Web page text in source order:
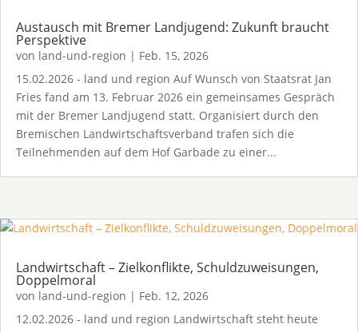
Austausch mit Bremer Landjugend: Zukunft braucht
Perspektive
von land-und-region | Feb. 15, 2026
15.02.2026 - land und region Auf Wunsch von Staatsrat Jan
Fries fand am 13. Februar 2026 ein gemeinsames Gespräch
mit der Bremer Landjugend statt. Organisiert durch den
Bremischen Landwirtschaftsverband trafen sich die
Teilnehmenden auf dem Hof Garbade zu einer...
Landwirtschaft – Zielkonflikte, Schuldzuweisungen,
Doppelmoral
von land-und-region | Feb. 12, 2026
12.02.2026 - land und region Landwirtschaft steht heute